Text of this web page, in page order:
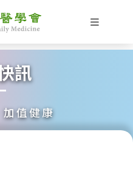
訊
值健康